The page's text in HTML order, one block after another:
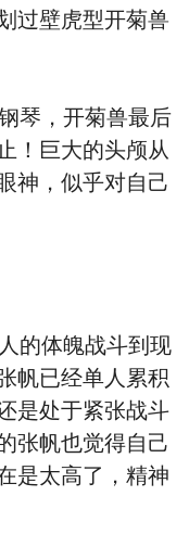
过壁虎型开菊兽
琴，开菊兽最后
！巨大的头颅从
神，似乎对自己
的体魄战斗到现
帆已经单人累积
是处于紧张战斗
张帆也觉得自己
是太高了，精神